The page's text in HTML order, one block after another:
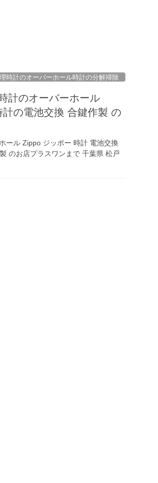
時計のオーバーホール時計の分解掃除
計のオーバーホール
の電池交換 合鍵作製 の
ール Zippo ジッポー 時計 電池交換
のお店プラスワンまで 千葉県 松戸